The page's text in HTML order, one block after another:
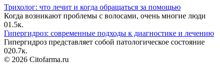
Трихолог: что лечит и когда обращаться за помощью
Когда возникают проблемы с волосами, очень многие люди
01.5к.
Гипергидроз: современные подходы к диагностике и лечению
Гипергидроз представляет собой патологическое состояние
020.7к.
© 2026 Citofarma.ru